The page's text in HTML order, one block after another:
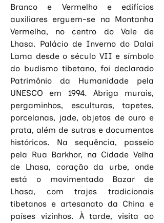
Branco e Vermelho e edifícios
auxiliares erguem-se na Montanha
Vermelha, no centro do Vale de
Lhasa. Palácio de Inverno do Dalai
Lama desde o século VII e símbolo
do budismo tibetano, foi declarado
Patrimônio da Humanidade pela
UNESCO em 1994. Abriga murais,
pergaminhos, esculturas, tapetes,
porcelanas, jade, objetos de ouro e
prata, além de sutras e documentos
históricos. Na sequência, passeio
pela Rua Barkhor, na Cidade Velha
de Lhasa, coração da urbe, onde
está o movimentado Bazar de
Lhasa, com trajes tradicionais
tibetanos e artesanato da China e
países vizinhos. À tarde, visita ao